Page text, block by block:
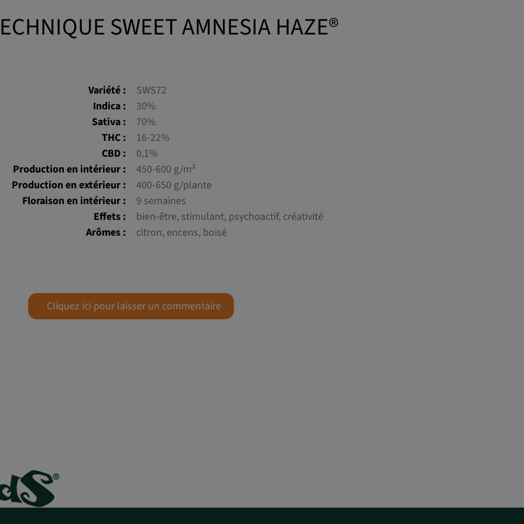
SWEET AMNESIA HAZE®
Variété :
SWS72
Indica :
30%
Sativa :
70%
THC :
16-22%
CBD :
0,1%
Production en intérieur :
450-600 g/m²
Production en extérieur :
400-650 g/plante
Floraison en intérieur :
9 semaines
Effets :
bien-être, stimulant, psychoactif, créativité
Arômes :
citron, encens, boisé
Cliquez ici pour laisser un commentaire